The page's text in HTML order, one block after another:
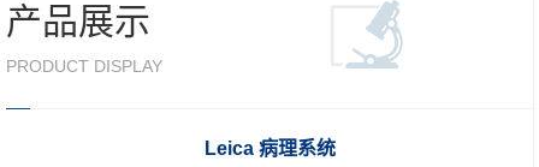
产品展示
PRODUCT DISPLAY
Leica 病理系统